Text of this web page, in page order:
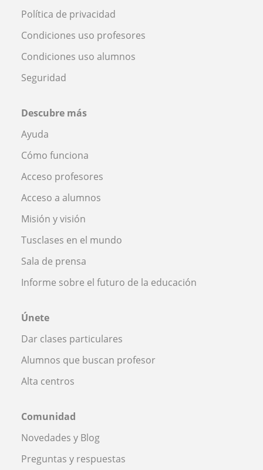
Política de privacidad
Condiciones uso profesores
Condiciones uso alumnos
Seguridad
Descubre más
Ayuda
Cómo funciona
Acceso profesores
Acceso a alumnos
Misión y visión
Tusclases en el mundo
Sala de prensa
Informe sobre el futuro de la educación
Únete
Dar clases particulares
Alumnos que buscan profesor
Alta centros
Comunidad
Novedades y Blog
Preguntas y respuestas